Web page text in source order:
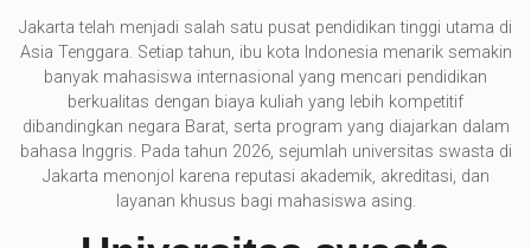
Jakarta telah menjadi salah satu pusat pendidikan tinggi utama di
Asia Tenggara. Setiap tahun, ibu kota Indonesia menarik semakin
banyak mahasiswa internasional yang mencari pendidikan
berkualitas dengan biaya kuliah yang lebih kompetitif
dibandingkan negara Barat, serta program yang diajarkan dalam
bahasa Inggris. Pada tahun 2026, sejumlah universitas swasta di
Jakarta menonjol karena reputasi akademik, akreditasi, dan
layanan khusus bagi mahasiswa asing.